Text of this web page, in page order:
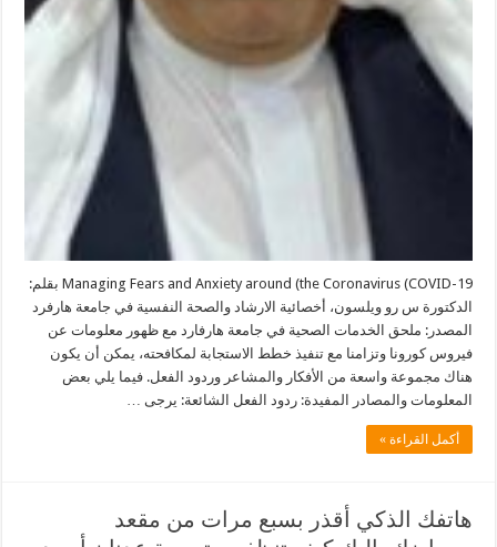
Managing Fears and Anxiety around (the Coronavirus (COVID-19 بقلم:
الدكتورة س رو ويلسون، أخصائية الارشاد والصحة النفسية في جامعة هارفرد
المصدر: ملحق الخدمات الصحية في جامعة هارفارد مع ظهور معلومات عن
فيروس كورونا وتزامنا مع تنفيذ خطط الاستجابة لمكافحته، يمكن أن يكون
هناك مجموعة واسعة من الأفكار والمشاعر وردود الفعل. فيما يلي بعض
المعلومات والمصادر المفيدة: ردود الفعل الشائعة: يرجى …
أكمل القراءة »
هاتفك الذكي أقذر بسبع مرات من مقعد